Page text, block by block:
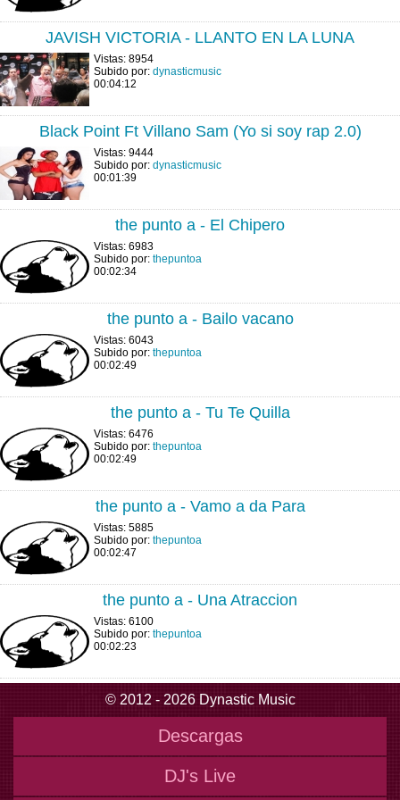
JAVISH VICTORIA - LLANTO EN LA LUNA
Vistas: 8954
Subido por: dynasticmusic
00:04:12
Black Point Ft Villano Sam (Yo si soy rap 2.0)
Vistas: 9444
Subido por: dynasticmusic
00:01:39
the punto a - El Chipero
Vistas: 6983
Subido por: thepuntoa
00:02:34
the punto a - Bailo vacano
Vistas: 6043
Subido por: thepuntoa
00:02:49
the punto a - Tu Te Quilla
Vistas: 6476
Subido por: thepuntoa
00:02:49
the punto a - Vamo a da Para
Vistas: 5885
Subido por: thepuntoa
00:02:47
the punto a - Una Atraccion
Vistas: 6100
Subido por: thepuntoa
00:02:23
© 2012 - 2026 Dynastic Music
Descargas
DJ's Live